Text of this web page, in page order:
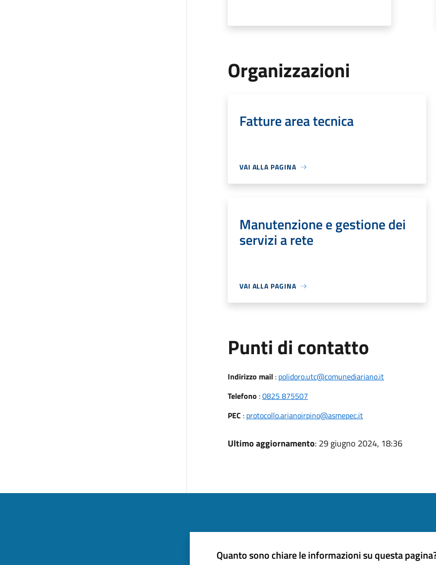
Organizzazioni
Fatture area tecnica
VAI ALLA PAGINA
Manutenzione e gestione dei
servizi a rete
VAI ALLA PAGINA
Punti di contatto
Indirizzo mail: polidoro.utc@comunediariano.it
Telefono :0825 875507
PEC : protocollo.arianoirpino@asmepec.it
Ultimo aggiornamento: 29 giugno 2024, 18:36
Quanto sono chiare le informazioni su questa